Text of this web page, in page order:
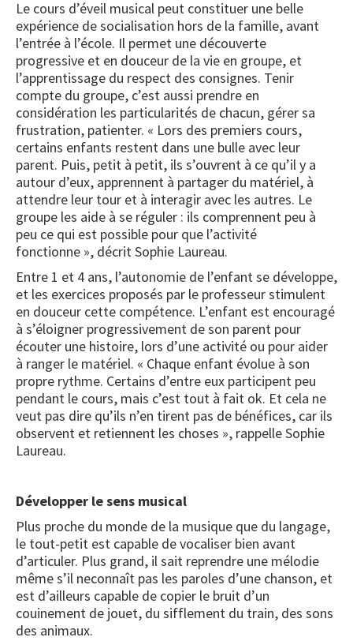
Le cours d’éveil musical peut constituer une belle
expérience de socialisation hors de la famille, avant
l’entrée à l’école. Il permet une découverte
progressive et en douceur de la vie en groupe, et
l’apprentissage du respect des consignes. Tenir
compte du groupe, c’est aussi prendre en
considération les particularités de chacun, gérer sa
frustration, patienter. « Lors des premiers cours,
certains enfants restent dans une bulle avec leur
parent. Puis, petit à petit, ils s’ouvrent à ce qu’il y a
autour d’eux, apprennent à partager du matériel, à
attendre leur tour et à interagir avec les autres. Le
groupe les aide à se réguler : ils comprennent peu à
peu ce qui est possible pour que l’activité
fonctionne », décrit Sophie Laureau.
Entre 1 et 4 ans, l’autonomie de l’enfant se développe,
et les exercices proposés par le professeur stimulent
en douceur cette compétence. L’enfant est encouragé
à s’éloigner progressivement de son parent pour
écouter une histoire, lors d’une activité ou pour aider
à ranger le matériel. « Chaque enfant évolue à son
propre rythme. Certains d’entre eux participent peu
pendant le cours, mais c’est tout à fait ok. Et cela ne
veut pas dire qu’ils n’en tirent pas de bénéfices, car ils
observent et retiennent les choses », rappelle Sophie
Laureau.
Développer le sens musical
Plus proche du monde de la musique que du langage,
le tout-petit est capable de vocaliser bien avant
d’articuler. Plus grand, il sait reprendre une mélodie
même s’il neconnaît pas les paroles d’une chanson, et
est d’ailleurs capable de copier le bruit d’un
couinement de jouet, du sifflement du train, des sons
des animaux.